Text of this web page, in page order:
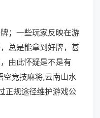
；一些玩家反映在游
总是能拿到好牌，甚
由此怀疑是不是有
竞技麻将,云南山水
正规途径维护游戏公